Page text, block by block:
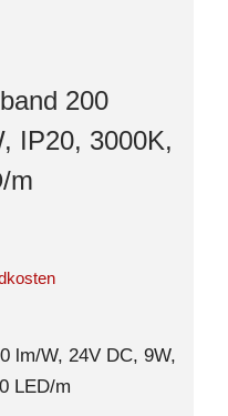
200
IP20, 3000K,
m
lm/W, 24V DC, 9W,
LED/m